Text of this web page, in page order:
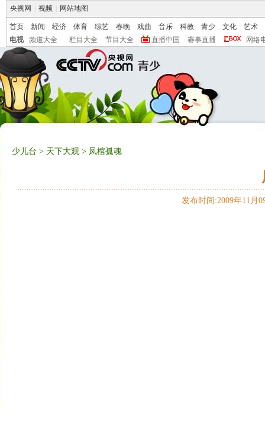
央视网 视频 网站地图
首页 新闻 经济 体育 综艺 春晚 戏曲 音乐 科教 青少 文化
艺术
电视
频道大全 栏目大全 节目大全 直播中国 赛事直播 网络
少儿台 > 天下大观 > 凤棺孤魂
发布时间:2009年11月